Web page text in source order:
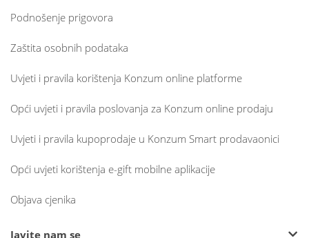
Podnošenje prigovora
Zaštita osobnih podataka
Uvjeti i pravila korištenja Konzum online platforme
Opći uvjeti i pravila poslovanja za Konzum online prodaju
Uvjeti i pravila kupoprodaje u Konzum Smart prodavaonici
Opći uvjeti korištenja e-gift mobilne aplikacije
Objava cjenika
Javite nam se